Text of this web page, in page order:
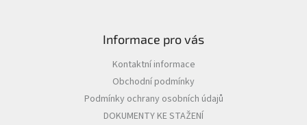
Informace pro vás
Kontaktní informace
Obchodní podmínky
Podmínky ochrany osobních údajů
DOKUMENTY KE STAŽENÍ